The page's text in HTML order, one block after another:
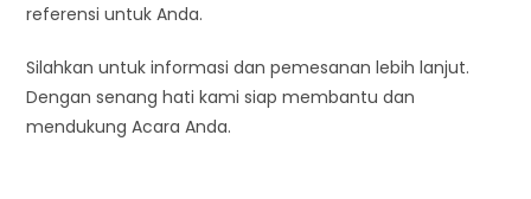
referensi untuk Anda.
Silahkanuntuk informasi dan pemesanan lebih lanjut.
Dengan senang hati kami siap membantu dan
mendukung Acara Anda.